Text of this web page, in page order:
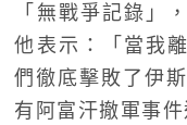
「無戰爭記錄」
他表示：「當我
們徹底擊敗了伊
有阿富汗撤軍事件